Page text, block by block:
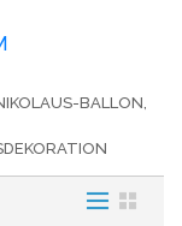
BALLON,